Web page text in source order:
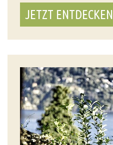
JETZT ENTDECKEN